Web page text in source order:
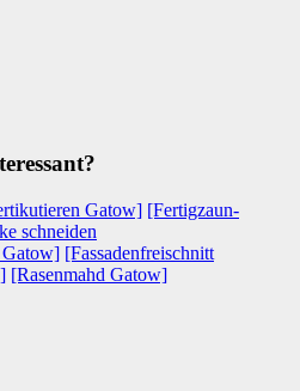
Gatow] [Fertigzaun-
schneiden
[Fassadenfreischnitt
[Rasenmahd Gatow]